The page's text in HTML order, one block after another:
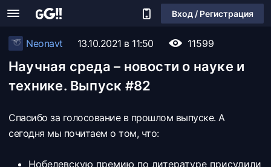
Вход / Регистрация
Neonavt 13.10.2021 в 11:50 11599
Научная среда – новости о науке и
технике. Выпуск #82
Спасибо за голосование в прошлом выпуске. А
сегодня мы почитаем о том, что:
Нобелевскую премию по литературе присудили